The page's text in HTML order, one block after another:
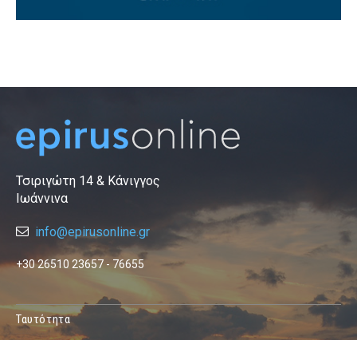
Τσιριγώτη 14 & Κάνιγγος
Ιωάννινα
info@epirusonline.gr
+30 26510 23657 - 76655
Ταυτότητα